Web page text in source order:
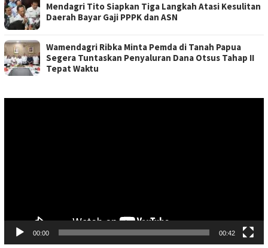
Mendagri Tito Siapkan Tiga Langkah Atasi Kesulitan
Daerah Bayar Gaji PPPK dan ASN
Wamendagri Ribka Minta Pemda di Tanah Papua
Segera Tuntaskan Penyaluran Dana Otsus Tahap II
Tepat Waktu
00:00 00:42